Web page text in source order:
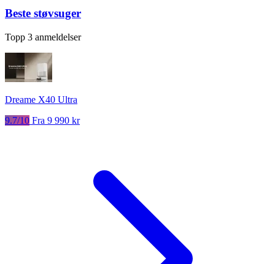
Beste støvsuger
Topp 3 anmeldelser
Dreame X40 Ultra
9.7/10 Fra 9 990 kr